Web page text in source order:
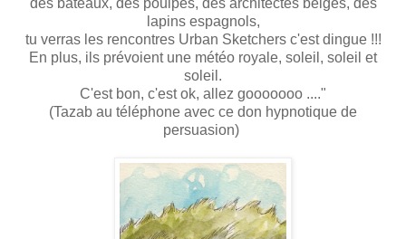
des bateaux, des poulpes, des architectes belges, des
lapins espagnols,
tu verras les rencontres Urban Sketchers c'est dingue !!!
En plus, ils prévoient une météo royale, soleil, soleil et
soleil.
C'est bon, c'est ok, allez gooooooo ...."
(Tazab au téléphone avec ce don hypnotique de
persuasion)